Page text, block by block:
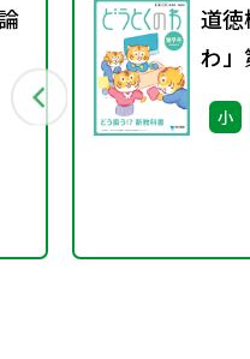
道徳
わ
号）
小